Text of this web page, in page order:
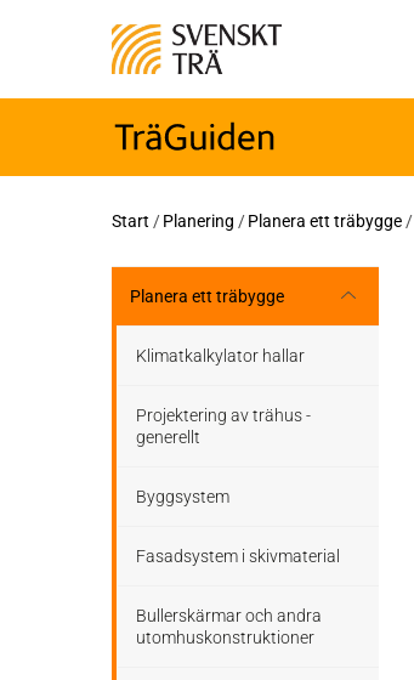
Start /Planering /Planera ett träbygge/
Planera ett träbygge
Klimatkalkylator hallar
Projektering av trähus -
generellt
Byggsystem
Fasadsystem i skivmaterial
Bullerskärmar och andra
utomhuskonstruktioner